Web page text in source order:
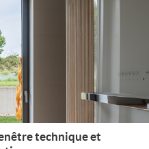
technique et